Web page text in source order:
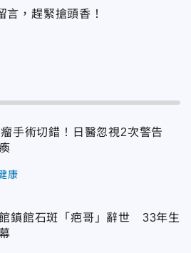
言，趕緊搶頭香！
手術切錯！日醫忽視2次警告
康
鎮館石斑「疤哥」辭世 33年生